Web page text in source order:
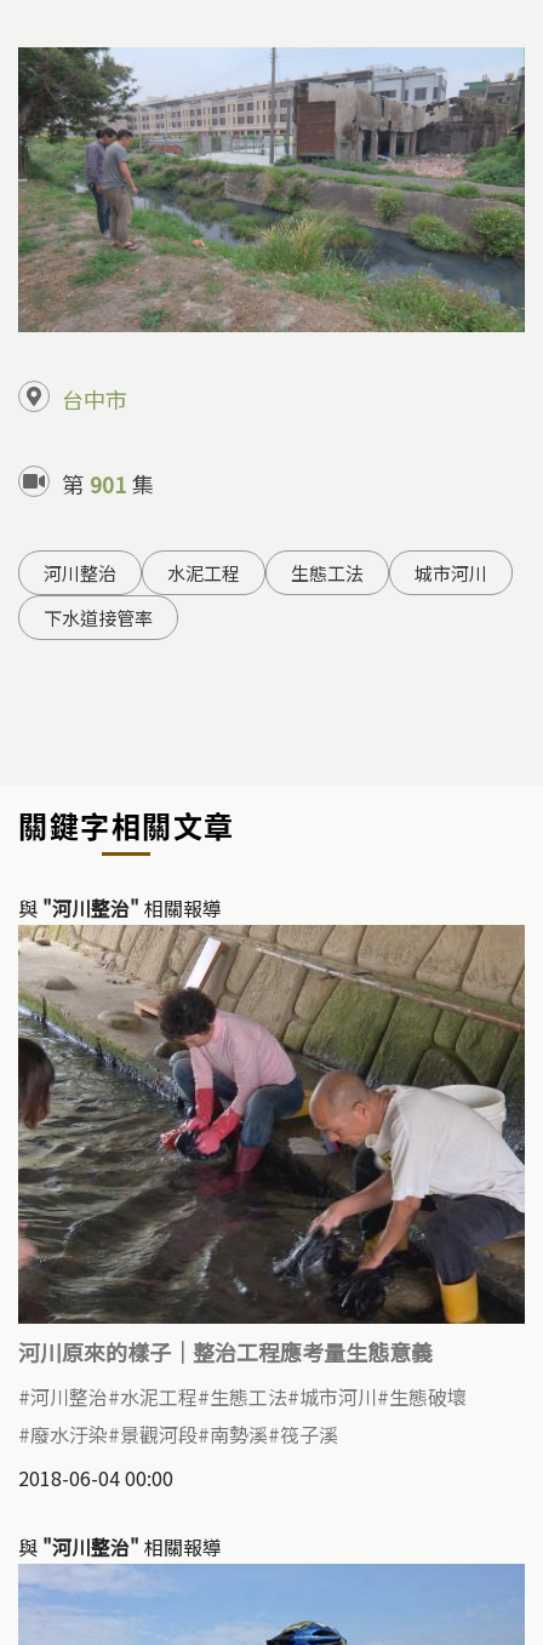
台中市
第 901集
河川整治 水泥工程 生態工法
城市河川
下水道接管率
關鍵字相關文章
與 "河川整治" 相關報導
河川原來的樣子｜整治工程應考量生態意義
河川整治 水泥工程 生態工法 城市河川 生態破壞
廢水汙染 景觀河段 南勢溪 筏子溪
2018-06-04 00:00
與 "河川整治" 相關報導